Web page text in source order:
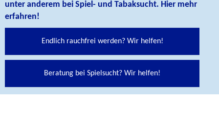
© BIÖG Das Bundesinstitut für Öffentliche Gesundheit ist
eine Fachbehörde im Geschäftsbereich des
unter anderem bei Spiel- und Tabaksucht. Hier mehr
erfahren!
Endlich rauchfrei werden? Wir helfen!
Beratung bei Spielsucht? Wir helfen!